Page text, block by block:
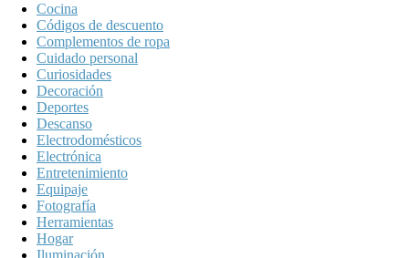
Cocina
Códigos de descuento
Complementos de ropa
Cuidado personal
Curiosidades
Decoración
Deportes
Descanso
Electrodomésticos
Electrónica
Entretenimiento
Equipaje
Fotografía
Herramientas
Hogar